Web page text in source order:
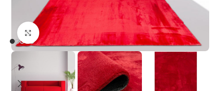
Agrandir